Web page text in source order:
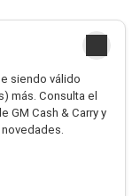
siendo válido
más. Consulta el
GM Cash & Carry y